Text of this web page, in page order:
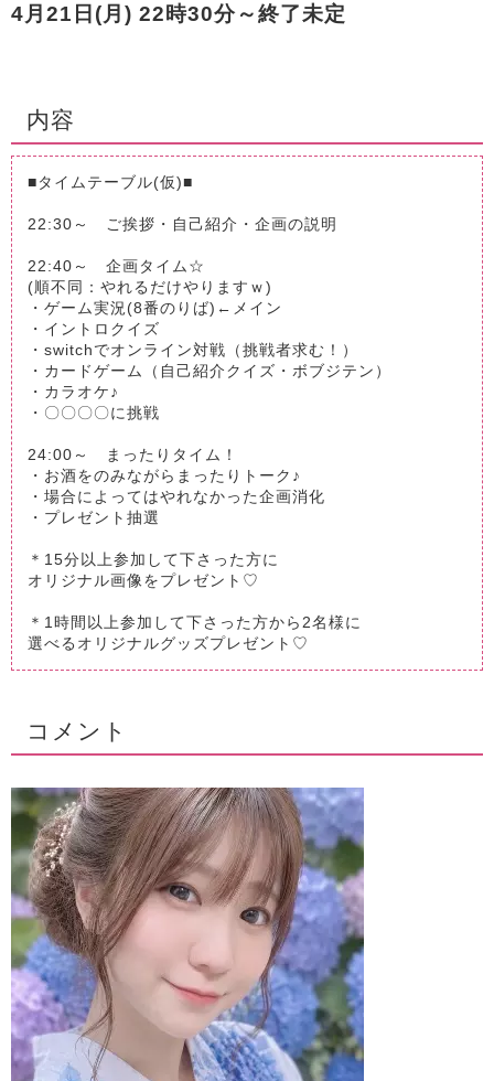
4月21日(月) 22時30分～終了未定
内容
■タイムテーブル(仮)■
22:30～ ご挨拶・自己紹介・企画の説明
22:40～ 企画タイム☆
(順不同：やれるだけやりますｗ)
・ゲーム実況(8番のりば)←メイン
・イントロクイズ
・switchでオンライン対戦（挑戦者求む！）
・カードゲーム（自己紹介クイズ・ボブジテン）
・カラオケ♪
・〇〇〇〇に挑戦
24:00～ まったりタイム！
・お酒をのみながらまったりトーク♪
・場合によってはやれなかった企画消化
・プレゼント抽選
＊15分以上参加して下さった方に
オリジナル画像をプレゼント♡
＊1時間以上参加して下さった方から2名様に
選べるオリジナルグッズプレゼント♡
コメント